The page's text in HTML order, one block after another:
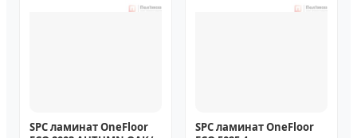
SPC ламинат OneFloor
SPC ламинат OneFloor